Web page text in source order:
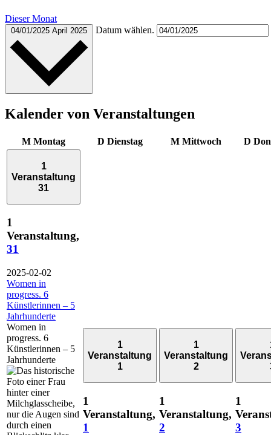
Dieser Monat
04/01/2025 April 2025 Datum wählen.
Kalender von Veranstaltungen
M Montag D Dienstag M Mittwoch D
1
Veranstaltung
31
1
Veranstaltung,
31
2025-02-02
Women in
progress. 6
Künstlerinnen – 5
Jahrhunderte
Women in
progress. 6
Künstlerinnen – 5
Jahrhunderte
1
Veranstaltung
1
1
Veranstaltung,
1
1
Veranstaltung
2
1
Veranstaltung,
2
1
3